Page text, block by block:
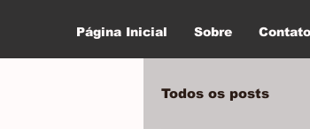
Página Inicial Sobre Contato
Todos os posts